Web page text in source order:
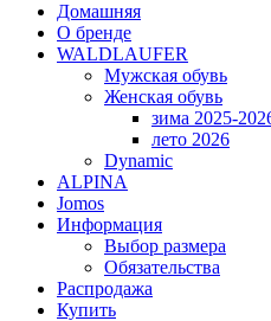
Домашняя
О бренде
WALDLAUFER
Мужская обувь
Женская обувь
зима 2025-
лето 2026
Dynamic
ALPINA
Jomos
Информация
Выбор размера
Обязательства
Распродажа
Купить